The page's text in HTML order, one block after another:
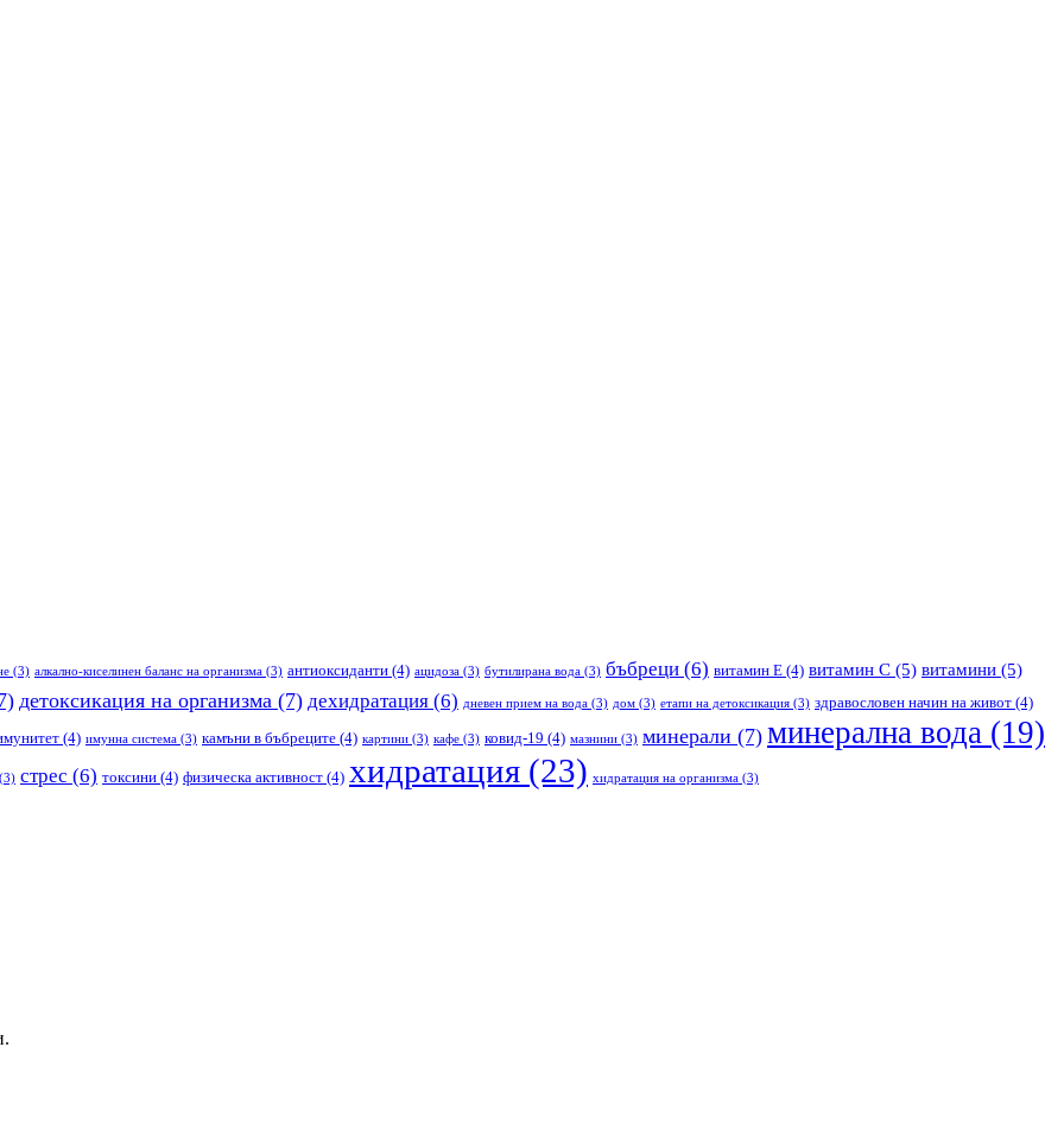
(3) алкално-киселинен баланс на организма (3) антиоксиданти (4) ацидоза (3) бутилирана вода (3) бъбреци (6) витамин Е (4) витамин С (5) витамини (5)
детоксикация на организма (7) дехидратация (6) дневен прием на вода (3) дом (3) етапи на детоксикация (3) здравословен начин на живот (4)
(4) имунна система (3) камъни в бъбреците (4) картини (3) кафе (3) ковид-19 (4) мазнини (3) минерали (7) минерална вода (19)
стрес (6) токсини (4) физическа активност (4) хидратация (23) хидратация на организма (3)